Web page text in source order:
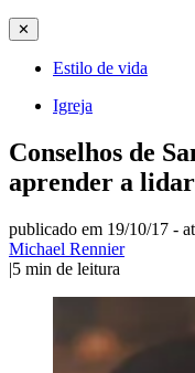
✕
Estilo de vida
Igreja
Conselhos de
aprender a lidar
publicado em 19/10/17 -
Michael Rennier
|5 min de leitura